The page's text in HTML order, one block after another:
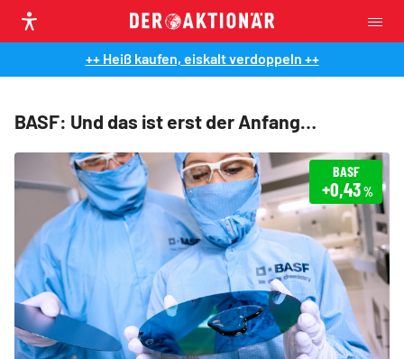
++ Heiß kaufen, eiskalt verdoppeln ++
BASF: Und das ist erst der Anfang…
BASF
+0,43%